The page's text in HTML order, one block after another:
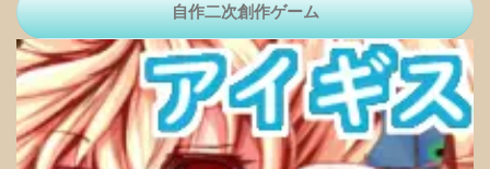
自作二次創作ゲーム